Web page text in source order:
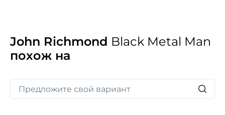
Парфюм пополнил серию Black Metal, начатую
выпуском женского аромата. Флакон отражает душу
бренда ярким черным цветом и крышкой
John Richmond Black Metal Man
похож на